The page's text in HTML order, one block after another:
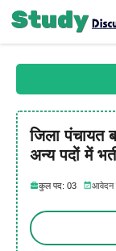
Skip
content
जिला पंचायत
अन्य पदों में
कुल पद: 03 आवेदन